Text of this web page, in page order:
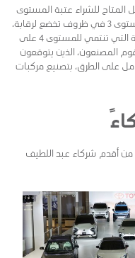
المتاح للشراء عتبة المستوى
2 ، بينما تجرى الآن العديد من التجارب في المستوى 3 في ظروف تخضع لرقابة،
ومن المنتظر أن تنطلق تجارب المركبات الخاصة التي تنتمي للمستوى 4 على
بحلول عام 2024 أو 2025. و يقوم المصنعون، الذين يتوقعون
على الطرق، بتصنيع مركبات
من أقدم شركاء عبد اللطيف